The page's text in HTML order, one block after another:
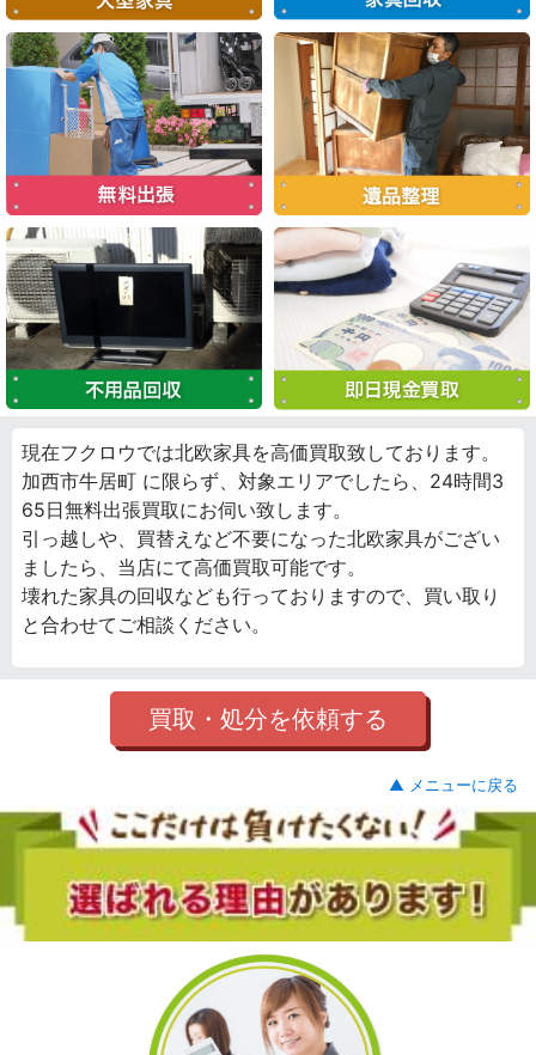
現在フクロウでは北欧家具を高価買取致しております。
加西市牛居町 に限らず、対象エリアでしたら、24時間3
65日無料出張買取にお伺い致します。
引っ越しや、買替えなど不要になった北欧家具がござい
ましたら、当店にて高価買取可能です。
壊れた家具の回収なども行っておりますので、買い取り
と合わせてご相談ください。
買取・処分を依頼する
▲ メニューに戻る